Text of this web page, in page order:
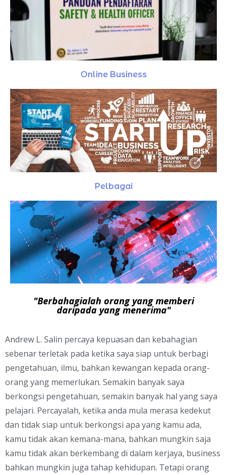
Online Business
Pelbagai
"Berbahagialah orang yang memberi
daripada yang menerima"
Andrew L. Salin percaya kepuasan dan kebahagian
sebenar terletak pada ketika saya siap untuk berbagi
pengetahuan, ilmu, bahkan kewangan kepada orang-
orang yang memerlukan. Semakin banyak saya
berkongsi pengetahuan, semakin banyak hal yang saya
pelajari. Percayalah, ketika anda mula merasa kedekut
dan tidak siap untuk berkongsi apa yang kamu ada,
kamu tidak akan kemana-mana, bahkan mungkin saja
kamu tidak akan berkembang di dalam kerjaya, business
bahkan mungkin juga tahap kehidupan. Tetapi orang